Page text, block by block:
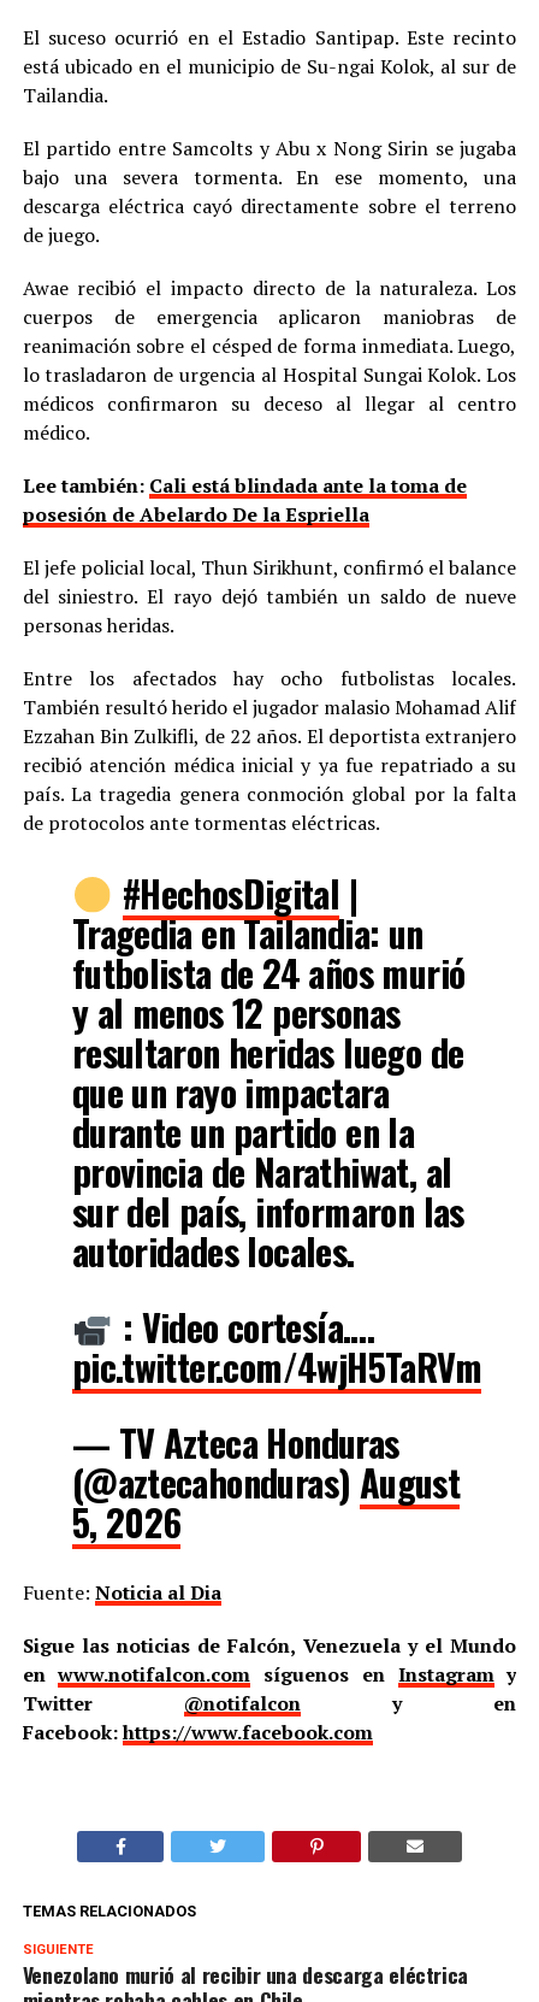
El suceso ocurrió en el Estadio Santipap. Este recinto
está ubicado en el municipio de Su-ngai Kolok, al sur de
Tailandia.
El partido entre Samcolts y Abu x Nong Sirin se jugaba
bajo una severa tormenta. En ese momento, una
descarga eléctrica cayó directamente sobre el terreno
de juego.
Awae recibió el impacto directo de la naturaleza. Los
cuerpos de emergencia aplicaron maniobras de
reanimación sobre el césped de forma inmediata. Luego,
lo trasladaron de urgencia al Hospital Sungai Kolok. Los
médicos confirmaron su deceso al llegar al centro
médico.
Lee también: Cali está blindada ante la toma de
posesión de Abelardo De la Espriella
El jefe policial local, Thun Sirikhunt, confirmó el balance
del siniestro. El rayo dejó también un saldo de nueve
personas heridas.
Entre los afectados hay ocho futbolistas locales.
También resultó herido el jugador malasio Mohamad Alif
Ezzahan Bin Zulkifli, de 22 años. El deportista extranjero
recibió atención médica inicial y ya fue repatriado a su
país. La tragedia genera conmoción global por la falta
de protocolos ante tormentas eléctricas.
#HechosDigital |
Tragedia en Tailandia: un
futbolista de 24 años murió
y al menos 12 personas
resultaron heridas luego de
que un rayo impactara
durante un partido en la
provincia de Narathiwat, al
sur del país, informaron las
autoridades locales.
: Video cortesía.…
pic.twitter.com/4wjH5TaRVm
— TV Azteca Honduras
(@aztecahonduras) August
5, 2026
Fuente: Noticia al Dia
Sigue las noticias de Falcón, Venezuela y el Mundo
enwww.notifalcon.com síguenos en Instagramy
Twitter @notifalcony en
Facebook:https://www.facebook.com
TEMAS RELACIONADOS
SIGUIENTE
Venezolano murió al recibir una descarga eléctrica